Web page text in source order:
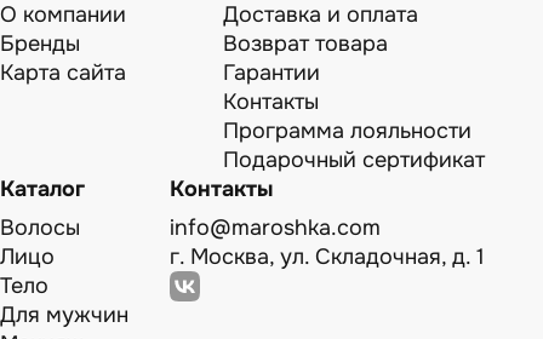
О компании
Бренды
Карта сайта
Доставка и оплата
Возврат товара
Гарантии
Контакты
Программа лояльности
Подарочный сертификат
Каталог
Волосы
Лицо
Тело
Для мужчин
Контакты
info@maroshka.com
г. Москва, ул. Складочная, д. 1